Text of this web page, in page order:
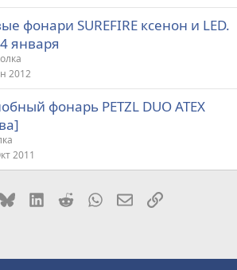
фонари SUREFIRE ксенон и LED.
января
2012
фонарь PETZL DUO ATEX
2011
BlueskyLinkedIn
RedditWhatsAppЭлектронная
Ссылка